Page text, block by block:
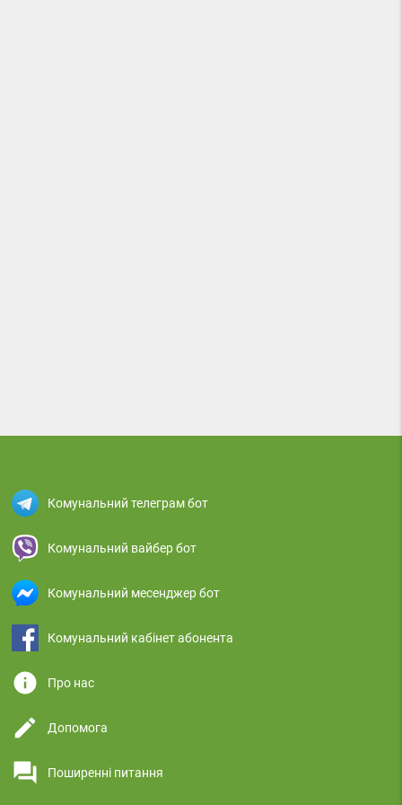
Комунальний телеграм бот
Комунальний вайбер бот
Комунальний месенджер бот
Комунальний кабінет абонента
info Про нас
edit Допомога
question_answer Поширенні питання